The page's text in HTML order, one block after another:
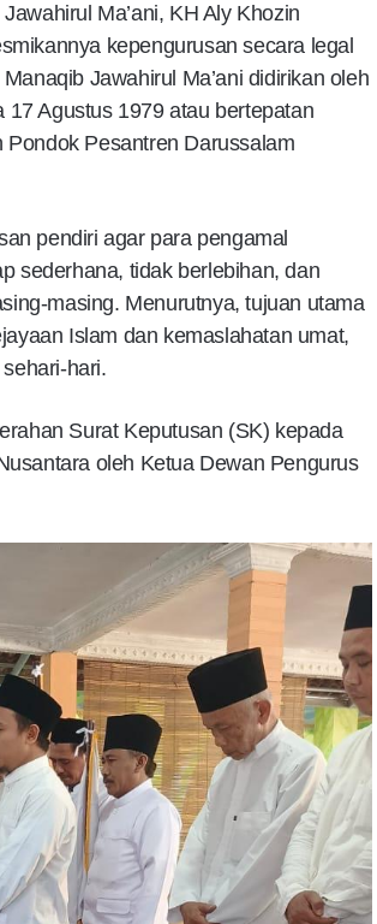
Ma’ani, KH Aly Khozin
kepengurusan secara legal
Jawahirul Ma’ani didirikan oleh
Agustus 1979 atau bertepatan
Pesantren Darussalam
pendiri agar para pengamal
sederhana, tidak berlebihan, dan
masing. Menurutnya, tujuan utama
Islam dan kemaslahatan umat,
hari.
Surat Keputusan (SK) kepada
oleh Ketua Dewan Pengurus